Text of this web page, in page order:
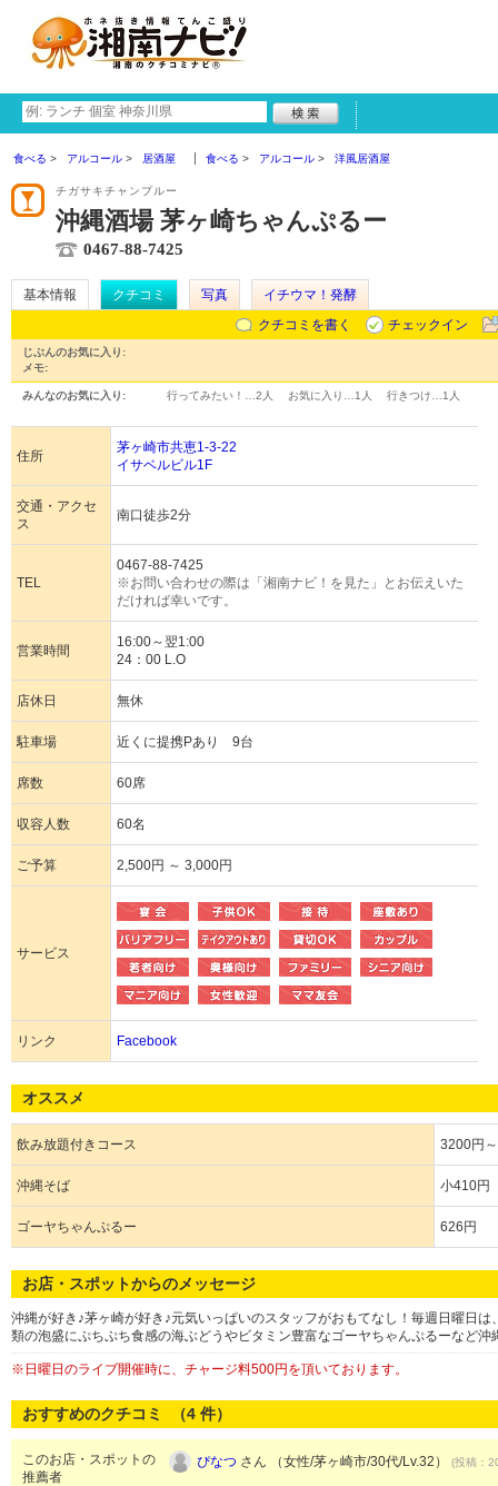
食べる アルコール 居酒屋 食べる アルコール 洋風居酒屋
チガサキチャンプルー
沖縄酒場 茅ヶ崎ちゃんぷるー
0467-88-7425
基本情報 クチコミ 写真
イチウマ！発酵
クチコミを書く
チェックイン
じぶんのお気に入り:
メモ:
みんなのお気に入り: 行ってみたい！… 2人 お気に入り… 1人 行きつけ… 1人
住所
茅ヶ崎市共恵1-3-22
イサベルビル1F
交通・アクセ
ス
南口徒歩2分
TEL
0467-88-7425
※お問い合わせの際は「湘南ナビ！を見た」とお伝えいた
だければ幸いです。
営業時間
16:00～翌1:00
24：00 L.O
店休日 無休
駐車場 近くに提携Pあり 9台
席数 60席
収容人数 60名
ご予算 2,500円 ～ 3,000円
サービス
リンク Facebook
オススメ
飲み放題付きコース 3200円～
沖縄そば 小410
ゴーヤちゃんぷるー 626円
お店・スポットからのメッセージ
沖縄が好き♪茅ヶ崎が好き♪元気いっぱいのスタッフがおもてなし！毎週日曜日
類の泡盛にぷちぷち食感の海ぶどうやビタミン豊富なゴーヤちゃんぷるーなど
※日曜日のライブ開催時に、チャージ料500円を頂いております。
おすすめのクチコミ （4 件）
このお店・スポットの
推薦者
ぴなつ さん （女性/茅ヶ崎市/30代/Lv.32） (投稿：